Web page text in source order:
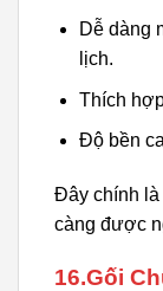
Dễ dàng
lịch.
Thích
Độ bền
Đây chính là
càng được
16.Gối